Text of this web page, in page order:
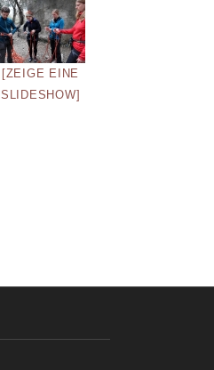
[ZEIGE EINE
SLIDESHOW]